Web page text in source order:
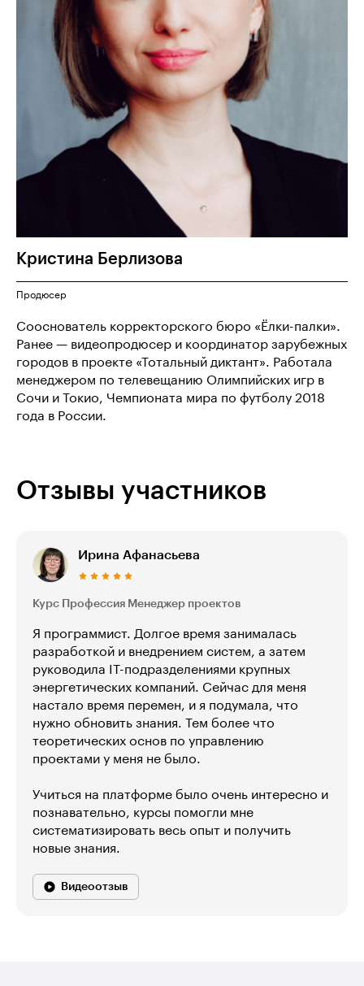
Кристина Берлизова
Продюсер
Сооснователь корректорского бюро «Ёлки-палки».
Ранее — видеопродюсер и координатор зарубежных
городов в проекте «Тотальный диктант». Работала
менеджером по телевещанию Олимпийских игр в
Сочи и Токио, Чемпионата мира по футболу 2018
года в России.
Отзывы участников
Ирина Афанасьева
Курс Профессия Менеджер проектов
Я программист. Долгое время занималась
разработкой и внедрением систем, а затем
руководила IT-подразделениями крупных
энергетических компаний. Сейчас для меня
настало время перемен, и я подумала, что
нужно обновить знания. Тем более что
теоретических основ по управлению
проектами у меня не было.
Учиться на платформе было очень интересно и
познавательно, курсы помогли мне
систематизировать весь опыт и получить
новые знания.
Видеоотзыв